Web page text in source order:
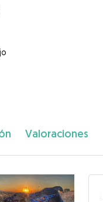
Valoraciones